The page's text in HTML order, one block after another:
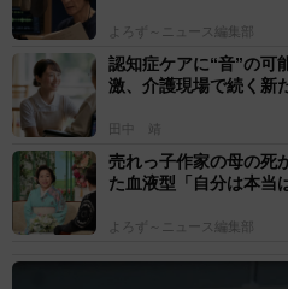
よろず～ニュース編集部
認知症ケアに“音”の
激、介護現場で続く新
田中 靖
売れっ子作家の母の
た血液型「自分は本当
よろず～ニュース編集部